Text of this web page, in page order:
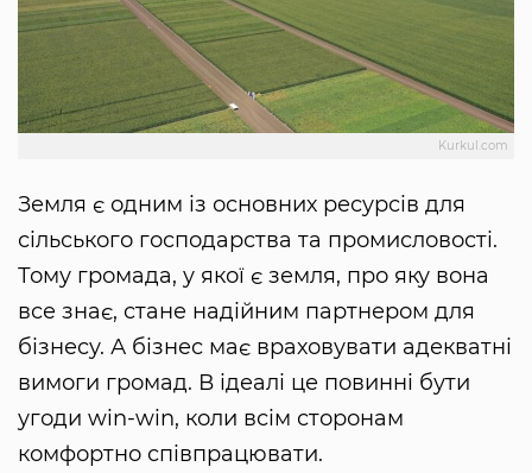
Kurkul.com
Земля є одним із основних ресурсів для
сільського господарства та промисловості.
Тому громада, у якої є земля, про яку вона
все знає, стане надійним партнером для
бізнесу. А бізнес має враховувати адекватні
вимоги громад. В ідеалі це повинні бути
угоди win-win, коли всім сторонам
комфортно співпрацювати.